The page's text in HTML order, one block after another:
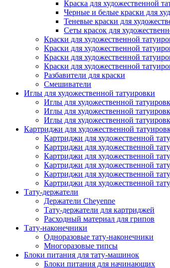
Краска для художественной
Черные и белые краски для
Теневые краски для
Сеты красок для
Краски для художественной
Краски для художественной
Краски для художественной
Краски для художественной
Разбавители для краски
Смешиватели
Иглы для художественной татуировки
Иглы для художественной
Иглы для художественной
Иглы для художественной
Картриджи для художественной
Картриджи для художественной
Картриджи для художественной
Картриджи для художественной
Картриджи для художественной
Картриджи для художественной
Картриджи для художественной
Тату-держатели
Держатели Cheyenne
Тату-держатели для картриджей
Расходный материал для грипов
Тату-наконечники
Одноразовые тату-наконечники
Многоразовые типсы
Блоки питания для тату-машинок
Блоки питания для начинающих